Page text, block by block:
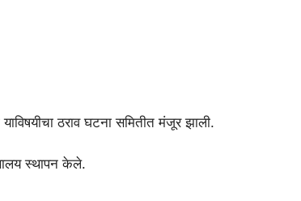
ठराव घटना समितीत मंजूर झाली.
स्थापन केले.